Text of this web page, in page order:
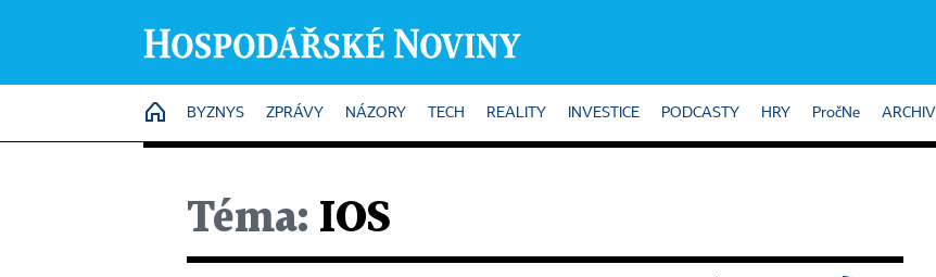
HOME
BYZNYS ZPRÁVY NÁZORY TECH REALITY INVESTICE PODCASTY HRY PročNe ARCHIV
Téma: IOS